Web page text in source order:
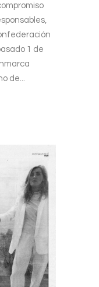
1 de
de...